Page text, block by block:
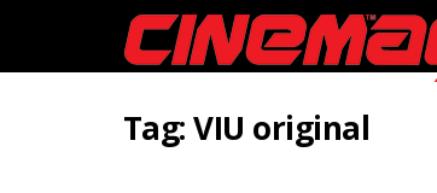
Tag:VIU original